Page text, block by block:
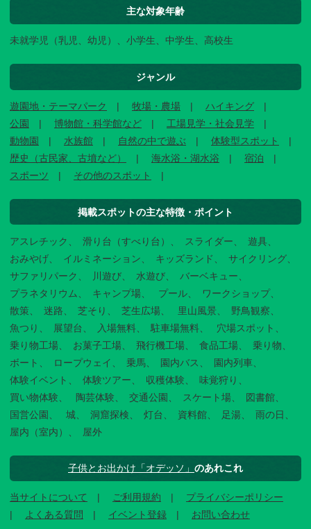
主な対象年齢
未就学児（乳児、幼児）、小学生、中学生、高校生
ジャンル
遊園地・テーマパーク 牧場・農場
ハイキング
公園
博物館・科学館など
工場見学・社会見学
動物園
水族館 自然の中で遊ぶ
体験型スポット
歴史（古民家、古墳など）
海水浴・湖水浴
宿泊
スポーツ
その他のスポット
掲載スポットの主な特徴・ポイント
アスレチック 滑り台（すべり台） スライダー
遊具
おみやげ
イルミネーション キッズランド
サイクリング
サファリパーク
川遊び 水遊び
バーベキュー
プラネタリウム
キャンプ場 プール
ワークショップ
散策
迷路 芝そり 芝生広場 里山風景
野鳥観察
魚つり
展望台 入場無料 駐車場無料
穴場スポット
乗り物工場
お菓子工場 飛行機工場 食品工場
乗り物
ボート
ロープウェイ 乗馬 園内バス
園内列車
体験イベント
体験ツアー 収穫体験
味覚狩り
買い物体験
陶芸体験 交通公園 スケート場
図書館
国営公園
城 洞窟探検 灯台 資料館 足湯
雨の日
屋内（室内）
屋外
子供とお出かけ「オデッソ」 のあれこれ
当サイトについて ご利用規約
プライバシーポリシー
よくある質問
イベント登録 お問い合わせ